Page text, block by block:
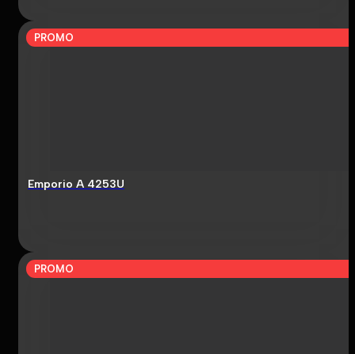
PROMO
Emporio A 4253U
PROMO